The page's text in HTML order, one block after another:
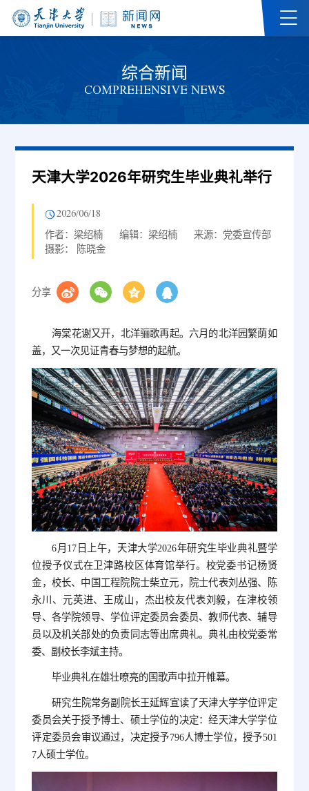
综合新闻
COMPREHENSIVE NEWS
天津大学2026年研究生毕业典礼举行
2026/06/18
作者：梁绍楠 编辑：梁绍楠
来源：党委宣传部
摄影： 陈晓金
分享
海棠花谢又开，北洋骊歌再起。六月的北洋园繁荫如
盖，又一次见证青春与梦想的起航。
6月17日上午，天津大学2026年研究生毕业典礼暨学
位授予仪式在卫津路校区体育馆举行。校党委书记杨贤
金，校长、中国工程院院士柴立元，院士代表刘丛强、陈
永川、元英进、王成山，杰出校友代表刘毅，在津校领
导、各学院领导、学位评定委员会委员、教师代表、辅导
员以及机关部处的负责同志等出席典礼。典礼由校党委常
委、副校长李斌主持。
毕业典礼在雄壮嘹亮的国歌声中拉开帷幕。
研究生院常务副院长王延辉宣读了天津大学学位评定
委员会关于授予博士、硕士学位的决定：经天津大学学位
评定委员会审议通过，决定授予796人博士学位，授予501
7人硕士学位。